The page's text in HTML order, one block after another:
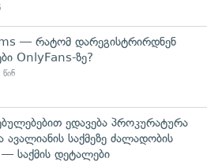
— რატომ დარეგისტრირდნენ
OnlyFans-ზე?
ედავება პროკურატურა
ავალიანის საქმეზე ძალადობის
— საქმის დეტალები